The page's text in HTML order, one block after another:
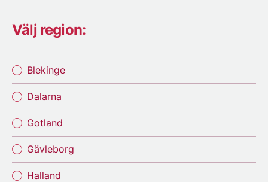
Välj region:
Blekinge
Dalarna
Gotland
Gävleborg
Halland